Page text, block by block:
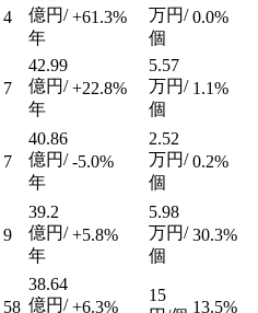
4
億円/
年
+61.3%
万円/
個
0.0%
7
42.99
億円/
年
+22.8%
5.57
万円/
個
1.1%
7
40.86
億円/
年
-5.0%
2.52
万円/
個
0.2%
9
39.2
億円/
年
+5.8%
5.98
万円/
個
30.3%
58
38.64
億円/ +6.3%
15
13.5%